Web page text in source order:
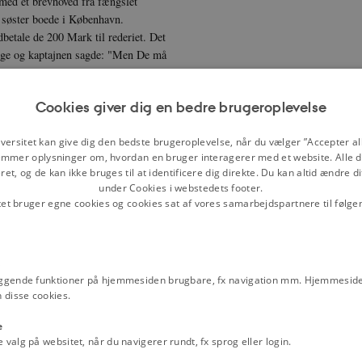
boede i København.
de 200 Mark til rederiet. Det
og kaptajnen sagde: "Men De må
må vide hvorfor. Det var jo
og udstede mig en kvittering.
De to ubehagelige typer var der
var allerede ude af havnen, og
betydningsfulde, som f.eks.: Vi
August, kikke frem rundt
stille sind tænkte jeg: "Forbandet.
langs siden, og de steg ned i den.
mig, sagde han: "Man skal
min cigaret, da jeg stod i et
det udvandring. Jeg havde
Dem havde
Cookies giver dig en bedre brugeroplevelse
kan give dig den bedste brugeroplevelse, når du vælger ”Accepter
oplysninger om, hvordan en bruger interagerer med et website. Alle
og de kan ikke bruges til at identificere dig direkte. Du kan altid ændre
under Cookies i webstedets footer.
bruger egne cookies og cookies sat af vores samarbejdspartnere til
funktioner på hjemmesiden brugbare, fx navigation mm.
disse cookies.
valg på websitet, når du navigerer rundt, fx sprog eller login.